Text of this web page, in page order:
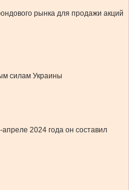
рынка для продажи акций
силам Украины
2024 года он составил